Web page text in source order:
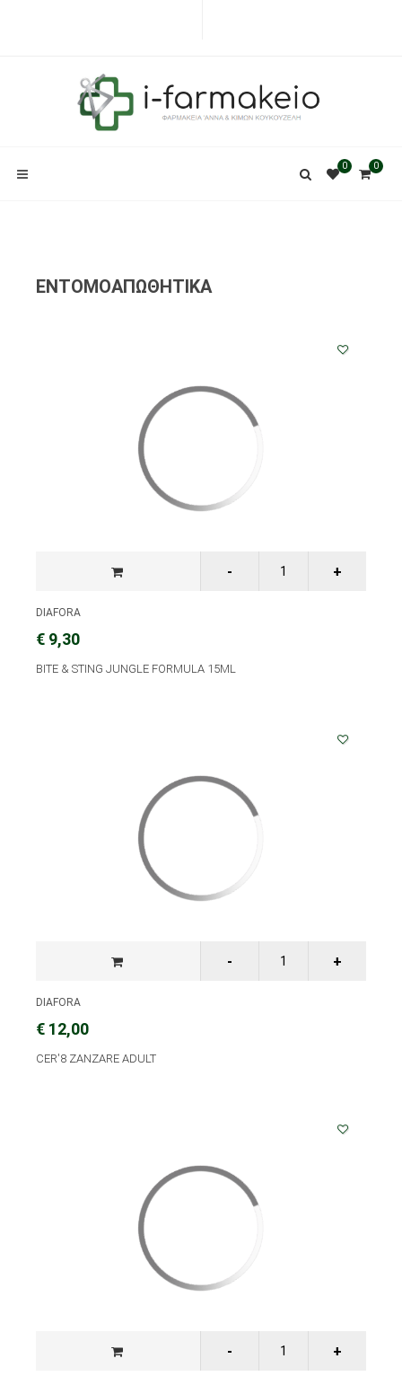
0
0
ΕΝΤΟΜΟΑΠΩΘΗΤΙΚΑ
DIAFORA
€ 9,30
BITE & STING JUNGLE FORMULA 15ML
DIAFORA
€ 12,00
CER'8 ZANZARE ADULT